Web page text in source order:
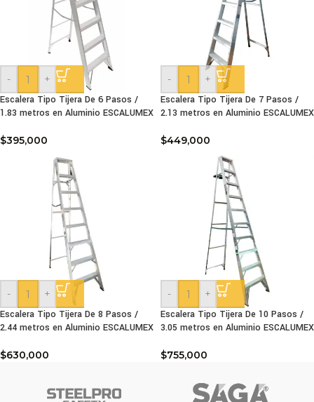
-
+
Escalera Tipo Tijera De 6 Pasos /
1.83 metros en Aluminio ESCALUMEX
$395,000
-
+
Escalera Tipo Tijera De 7 Pasos /
2.13 metros en Aluminio ESCALUMEX
$449,000
-
+
Escalera Tipo Tijera De 8 Pasos /
2.44 metros en Aluminio ESCALUMEX
$630,000
-
+
Escalera Tipo Tijera De 10 Pasos /
3.05 metros en Aluminio ESCALUMEX
$755,000